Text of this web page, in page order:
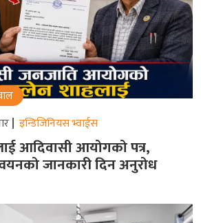
इन्डिजिनियस भ्वाईस
आदिवासी आयोगको पत्र,
जानकारी दिन अनुरोध